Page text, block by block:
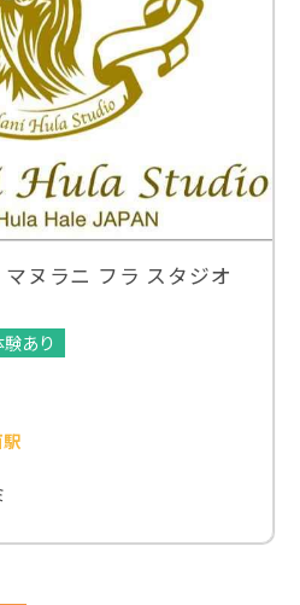
ヌラニ フラ スタジオ
あり